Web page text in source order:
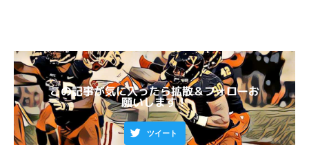
この記事が気に入ったら拡散＆フォローお
願いします！
ツイート